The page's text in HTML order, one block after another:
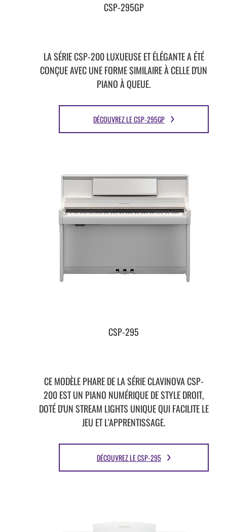
CSP-295GP
LA SÉRIE CSP-200 LUXUEUSE ET ÉLÉGANTE A ÉTÉ
CONÇUE AVEC UNE FORME SIMILAIRE À CELLE D'UN
PIANO À QUEUE.
DÉCOUVREZ LE CSP-295GP
CSP-295
CE MODÈLE PHARE DE LA SÉRIE CLAVINOVA CSP-
200 EST UN PIANO NUMÉRIQUE DE STYLE DROIT,
DOTÉ D'UN STREAM LIGHTS UNIQUE QUI FACILITE LE
JEU ET L'APPRENTISSAGE.
DÉCOUVREZ LE CSP-295